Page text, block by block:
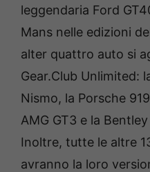
leggendaria Ford
Mans nelle edizioni
alter quattro auto si
Gear.Club Unlimited:
Nismo, la Porsche
AMG GT3 e la
Inoltre, tutte le altre
avranno la loro